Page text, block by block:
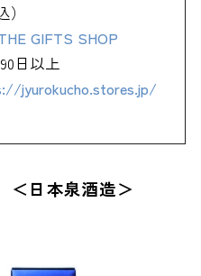
GIFTS SHOP
日以上
jyurokucho.stores.jp/
日本泉酒造＞